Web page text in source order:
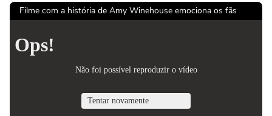
Filme com a história de Amy Winehouse emociona os fãs